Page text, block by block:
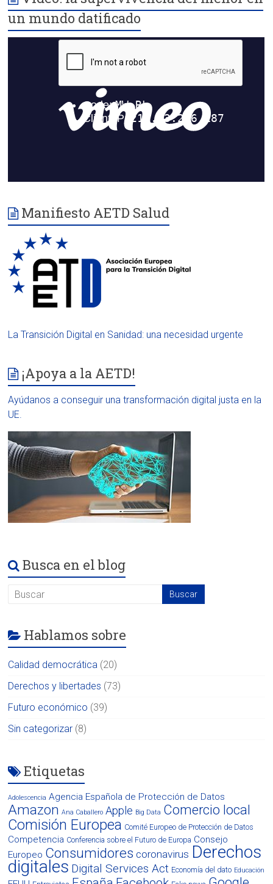
un mundo datificado
Manifiesto AETD Salud
La Transición Digital en Sanidad: una necesidad urgente
¡Apoya a la AETD!
Ayúdanos a conseguir una transformación digital justa en la
UE.
Busca en el blog
Hablamos sobre
Calidad democrática (20)
Derechos y libertades (73)
Futuro económico (39)
Sin categorizar (8)
Etiquetas
Adolescencia Agencia Española de Protección de Datos
Amazon Ana Caballero Apple Big Data Comercio local
Comisión Europea Comité Europeo de Protección de Datos
Competencia Conferencia sobre el Futuro de Europa Consejo
Europeo Consumidores coronavirus Derechos
digitales Digital Services Act Economía del dato Educación